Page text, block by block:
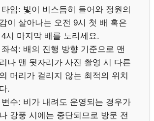
임: 빛이 비스듬히 들어와 정원의
이 살아나는 오전 9시 첫 배 혹은
시 마지막 배를 노리세요.
석: 배의 진행 방향 기준으로 맨
나 맨 뒷자리가 사진 촬영 시 다른
머리가 걸리지 않는 최적의 위치
.
변수: 비가 내려도 운영되는 경우가
강풍 시에는 중단되므로 방문 전